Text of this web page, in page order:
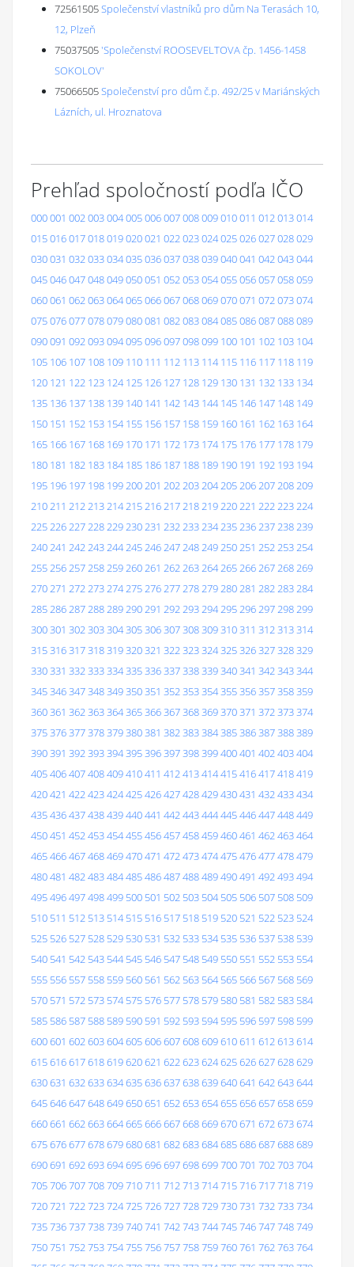
72561505Společenství vlastníků pro dům Na Terasách 10,
12, Plzeň
75037505'Společenství ROOSEVELTOVA čp. 1456-1458
SOKOLOV'
75066505Společenství pro dům č.p. 492/25 v Mariánských
Lázních, ul. Hroznatova
Prehľad spoločností podľa IČO
000001 002003004005006007008009010011 012013014
015016017018019020021 022023024025026027028029
030031 032033034035036037038039040041 042043044
045046047048049050051 052053054055056057058059
060061 062063064065066067068069070071 072073074
075076077078079080081 082083084085086087088089
090091 092093094095096097098099 100 101 102 103 104
105 106 107 108 109 110 111 112 113 114 115 116 117 118 119
120 121 122 123 124 125 126 127 128 129 130 131 132 133 134
135 136 137 138 139 140 141 142 143 144 145 146 147 148 149
150 151 152 153 154 155 156 157 158 159 160 161 162 163 164
165 166 167 168 169 170 171 172 173 174 175 176 177 178 179
180 181 182 183 184 185 186 187 188 189 190 191 192 193 194
195 196 197 198 199200201 202203204205206207208209
210211 212213214215216217218219220221 222223224
225226227228229230231 232233234235236237238239
240241 242243244245246247248249250251 252253254
255256257258259260261 262263264265266267268269
270271 272273274275276277278279280281 282283284
285286287288289290291 292293294295296297298299
300301 302303304305306307308309310311 312313314
315316317318319320321 322323324325326327328329
330331 332333334335336337338339340341 342343344
345346347348349350351 352353354355356357358359
360361 362363364365366367368369370371 372373374
375376377378379380381 382383384385386387388389
390391 392393394395396397398399400401 402403404
405406407408409410411 412413414415416417418419
420421 422423424425426427428429430431 432433434
435436437438439440441 442443444445446447448449
450451 452453454455456457458459460461 462463464
465466467468469470471 472473474475476477478479
480481 482483484485486487488489490491 492493494
495496497498499 500 501 502 503 504 505 506 507 508 509
510 511 512 513 514 515 516 517 518 519 520 521 522 523 524
525 526 527 528 529 530 531 532 533 534 535 536 537 538 539
540 541 542 543 544 545 546 547 548 549 550 551 552 553 554
555 556 557 558 559 560 561 562 563 564 565 566 567 568 569
570 571 572 573 574 575 576 577 578 579 580 581 582 583 584
585 586 587 588 589 590 591 592 593 594 595 596 597 598 599
600601 602603604605606607608609610611 612613614
615616617618619620621 622623624625626627628629
630631 632633634635636637638639640641 642643644
645646647648649650651 652653654655656657658659
660661 662663664665666667668669670671 672673674
675676677678679680681 682683684685686687688689
690691 692693694695696697698699700701 702703704
705706707708709710711 712713714715716717718719
720721 722723724725726727728729730731 732733734
735736737738739740741 742743744745746747748749
750751 752753754755756757758759760761 762763764